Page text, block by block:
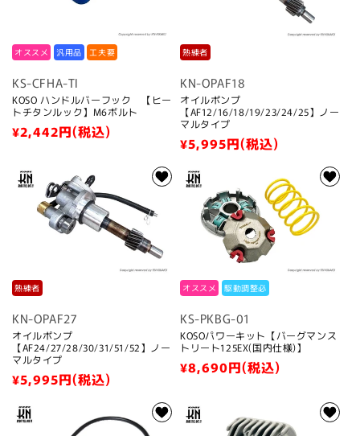
オススメ 汎用品 工夫要
KS-CFHA-TI
KOSO ハンドルバーフック 【ヒー
トチタンルック】M6ボルト
通
価
格
¥2,442円(税込)
熟練者
KN-OPAF18
オイルポンプ
【AF12/16/18/19/23/24/25】ノー
マルタイプ
通
価
¥5,995円(税込)
熟練者
KN-OPAF27
オイルポンプ
【AF24/27/28/30/31/51/52】ノー
マルタイプ
通
価
¥5,995円(税込)
オススメ 駆動調整必
KS-PKBG-01
KOSOパワーキット【バーグマンス
トリート125EX(国内仕様)】
通
価
格
¥8,690円(税込)